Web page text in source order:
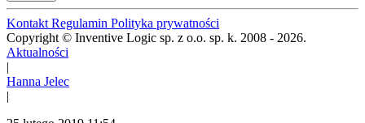
Kontakt Regulamin Polityka prywatności
Copyright © Inventive Logic sp. z o.o. sp. k. 2008 - 2026.
Aktualności
|
Hanna Jelec
|